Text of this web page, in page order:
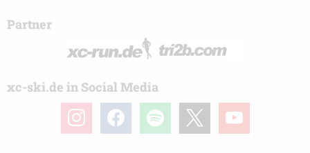
Partner
xc-ski.de in Social Media
instagramfacebook spotify youtube